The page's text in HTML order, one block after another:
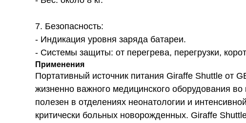
7. Безопасность:
- Индикация уровня заряда батареи.
- Системы защиты: от перегрева, перегрузки,
Применения
Портативный источник питания Giraffe Shuttle от
жизненно важного медицинского оборудования
полезен в отделениях неонатологии и
критически больных новорожденных. Giraffe